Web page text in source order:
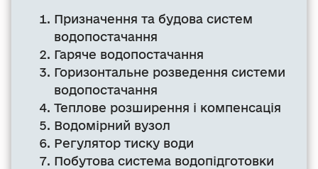
Призначення та будова систем
водопостачання
Гаряче водопостачання
Горизонтальне розведення системи
водопостачання
Теплове розширення і компенсація
Водомірний вузол
Регулятор тиску води
Побутова система водопідготовки